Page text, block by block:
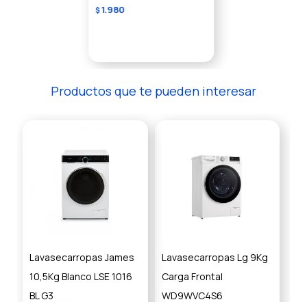
$1.980
Productos que te pueden interesar
Lavasecarropas James
10,5Kg Blanco LSE 1016
BL G3
Lavasecarropas Lg 9Kg
Carga Frontal
WD9WVC4S6